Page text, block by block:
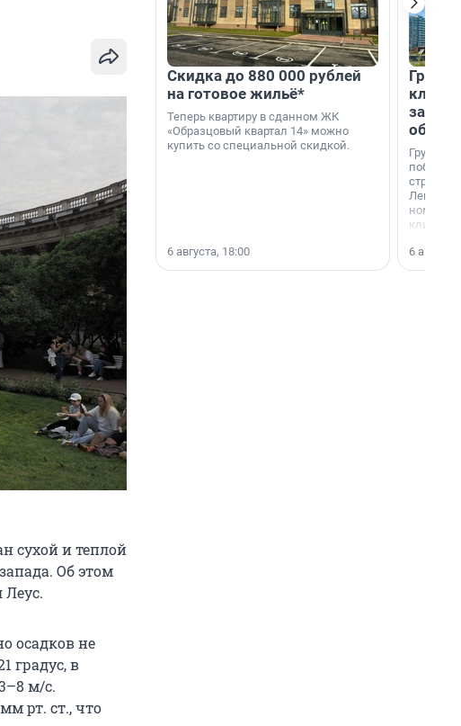
сухой и теплой
Об этом
осадков не
градус, в
м/с.
рт. ст., что
Скидка до 880 000 рублей
на готовое жильё*
Теперь квартиру в сданном ЖК
«Образцовый квартал 14» можно
купить со специальной скидкой.
6 августа, 18:00
Группа
области».
6